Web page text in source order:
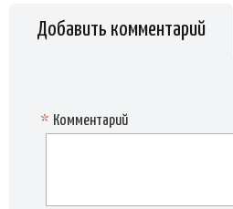
Добавить комментарий
Комментарий
*